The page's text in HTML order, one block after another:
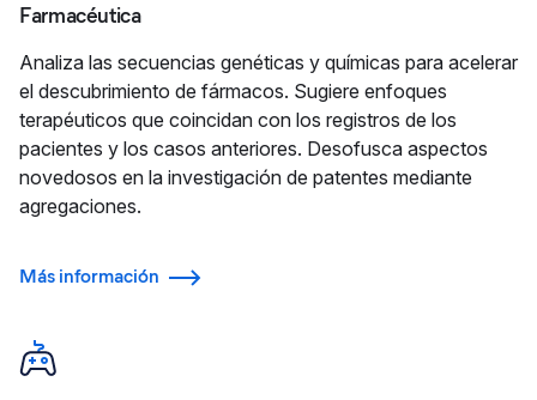
Farmacéutica
Analiza las secuencias genéticas y químicas para acelerar
el descubrimiento de fármacos. Sugiere enfoques
terapéuticos que coincidan con los registros de los
pacientes y los casos anteriores. Desofusca aspectos
novedosos en la investigación de patentes mediante
agregaciones.
Más información